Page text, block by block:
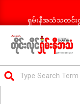
ရှမ်းနီအသံသတင်း
ရှမ်း
နီ